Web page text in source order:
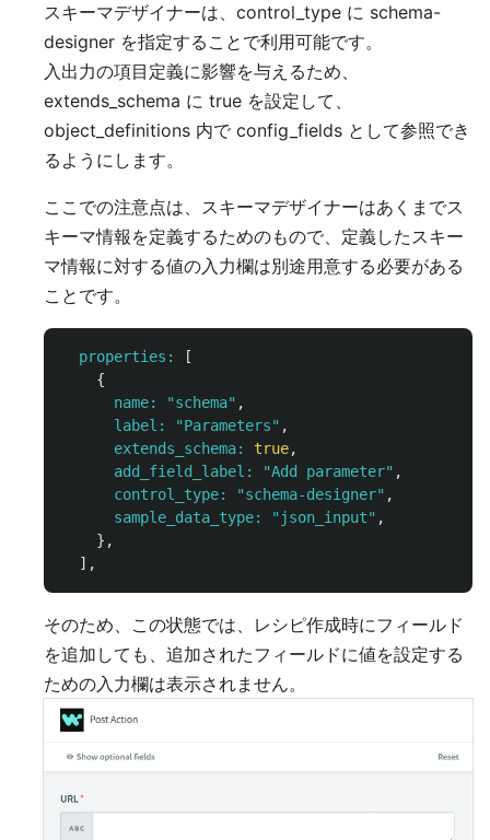
スキーマデザイナーは、control_type に schema-
designer を指定することで利用可能です。
入出力の項目定義に影響を与えるため、
extends_schema に true を設定して、
object_definitions 内で config_fields として参照でき
るようにします。
ここでの注意点は、スキーマデザイナーはあくまでス
キーマ情報を定義するためのもので、定義したスキー
マ情報に対する値の入力欄は別途用意する必要がある
ことです。
properties:
[
{
name:
"schema" ,
label:
"Parameters" ,
extends_schema: true,
add_field_label:
"Add parameter" ,
control_type:
"schema-designer" ,
sample_data_type:
"json_input" ,
},
],
そのため、この状態では、レシピ作成時にフィールド
を追加しても、追加されたフィールドに値を設定する
ための入力欄は表示されません。